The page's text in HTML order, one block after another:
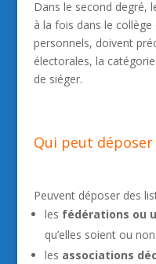
Dans le second degré,
à la fois dans le
personnels, doivent
électorales, la
de siéger.
Qui peut déposer
Peuvent déposer des
les fédérations ou
qu’elles soient ou
les associations